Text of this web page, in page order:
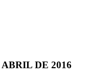
DE 2016